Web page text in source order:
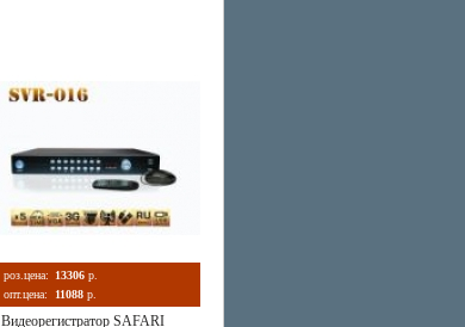
роз.цена: 13306 р.
опт.цена:
11088 р.
Видеорегистратор SAFARI